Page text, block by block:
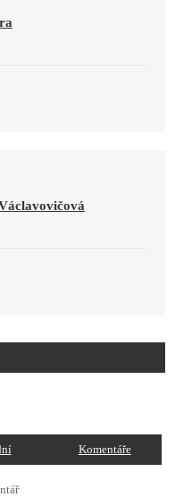
Komentáře